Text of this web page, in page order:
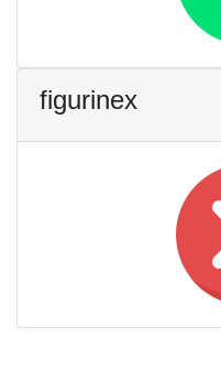
figurinex